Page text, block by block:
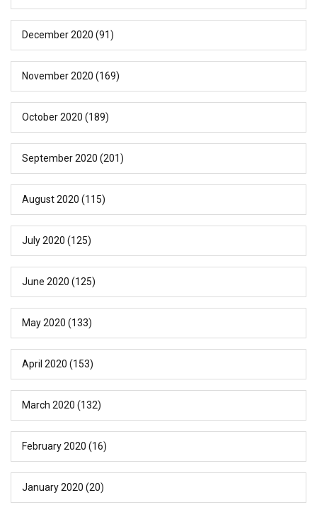
December 2020 (91)
November 2020 (169)
October 2020 (189)
September 2020 (201)
August 2020 (115)
July 2020 (125)
June 2020 (125)
May 2020 (133)
April 2020 (153)
March 2020 (132)
February 2020 (16)
January 2020 (20)